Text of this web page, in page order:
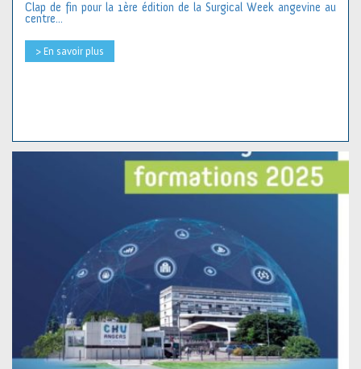
Clap de fin pour la 1ère édition de la Surgical Week angevine au
centre...
> En savoir plus